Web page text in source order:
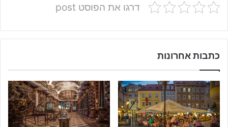
דרגו את הפוסט post
כתבות אחרונות